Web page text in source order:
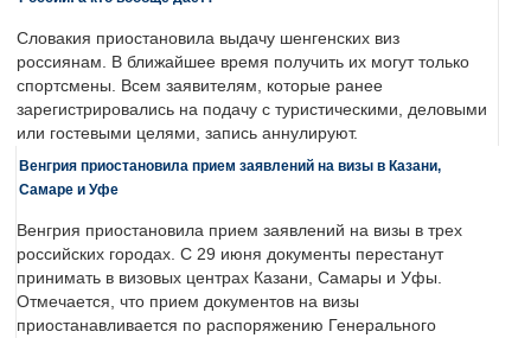
Словакия приостановила выдачу шенгенских виз
россиянам. В ближайшее время получить их могут только
спортсмены. Всем заявителям, которые ранее
зарегистрировались на подачу с туристическими, деловыми
или гостевыми целями, запись аннулируют.
Венгрия приостановила прием заявлений на визы в Казани,
Самаре и Уфе
Венгрия приостановила прием заявлений на визы в трех
российских городах. С 29 июня документы перестанут
принимать в визовых центрах Казани, Самары и Уфы.
Отмечается, что прием документов на визы
приостанавливается по распоряжению Генерального